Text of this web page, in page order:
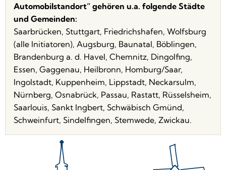
Automobilstandort“ gehören u.a. folgende Städte
und Gemeinden:
Saarbrücken, Stuttgart, Friedrichshafen, Wolfsburg
(alle Initiatoren), Augsburg, Baunatal, Böblingen,
Brandenburg a. d. Havel, Chemnitz, Dingolfing,
Essen, Gaggenau, Heilbronn, Homburg/Saar,
Ingolstadt, Kuppenheim, Lippstadt, Neckarsulm,
Nürnberg, Osnabrück, Passau, Rastatt, Rüsselsheim,
Saarlouis, Sankt Ingbert, Schwäbisch Gmünd,
Schweinfurt, Sindelfingen, Stemwede, Zwickau.